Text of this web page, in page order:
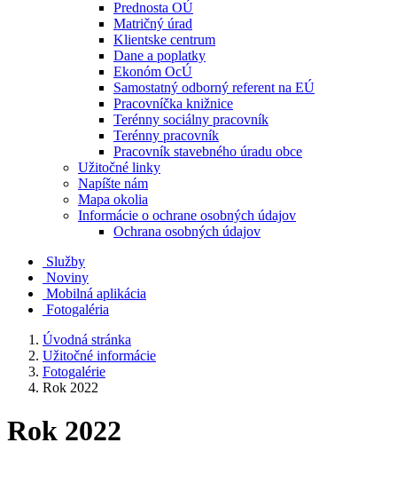
Prednosta OÚ
Matričný úrad
Klientske centrum
Dane a poplatky
Ekonóm OcÚ
Samostatný odborný referent na EÚ
Pracovníčka knižnice
Terénny sociálny pracovník
Terénny pracovník
Pracovník stavebného úradu obce
Užitočné linky
Napíšte nám
Mapa okolia
Informácie o ochrane osobných údajov
Ochrana osobných údajov
Služby
Noviny
Mobilná aplikácia
Fotogaléria
Úvodná stránka
Užitočné informácie
Fotogalérie
Rok 2022
Rok 2022